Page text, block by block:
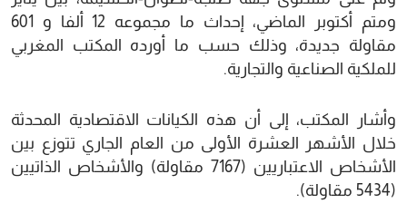
ومتم أكتوبر الماضي، إحداث ما مجموعه 12 ألفا و 601
مقاولة جديدة، وذلك حسب ما أورده المكتب المغربي
للملكية الصناعية والتجارية.
وأشار المكتب، إلى أن هذه الكيانات الاقتصادية المحدثة
خلال الأشهر العشرة الأولى من العام الجاري تتوزع بين
الأشخاص الاعتباريين (7167 مقاولة) والأشخاص الذاتيين
(5434 مقاولة).